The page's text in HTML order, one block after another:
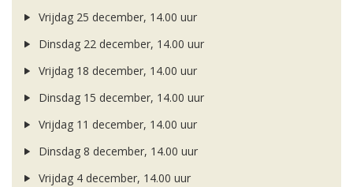
Vrijdag 25 december, 14.00 uur
Dinsdag 22 december, 14.00 uur
Vrijdag 18 december, 14.00 uur
Dinsdag 15 december, 14.00 uur
Vrijdag 11 december, 14.00 uur
Dinsdag 8 december, 14.00 uur
Vrijdag 4 december, 14.00 uur